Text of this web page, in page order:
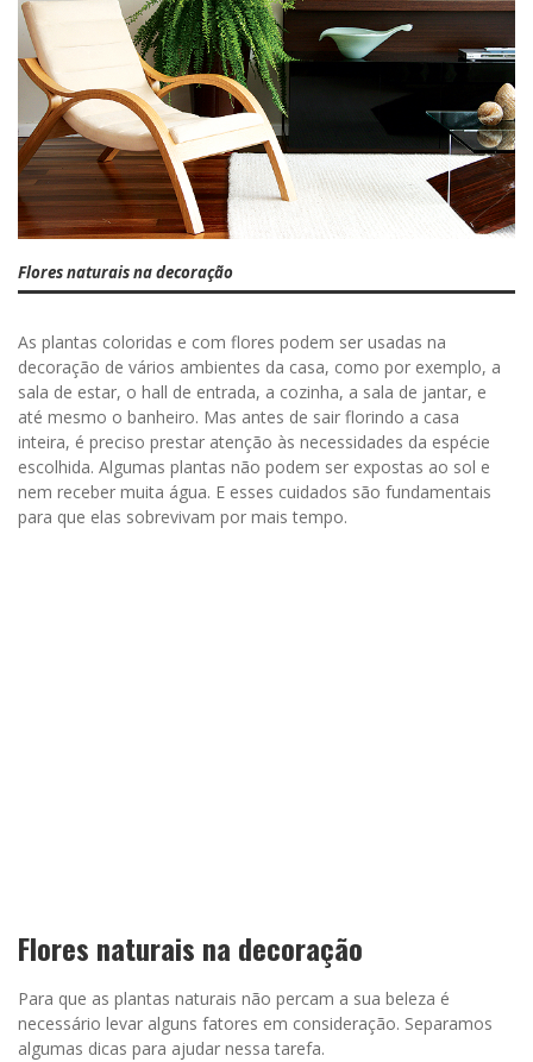
Flores naturais na decoração
As plantas coloridas e com flores podem ser usadas na
decoração de vários ambientes da casa, como por exemplo, a
sala de estar, o hall de entrada, a cozinha, a sala de jantar, e
até mesmo o banheiro. Mas antes de sair florindo a casa
inteira, é preciso prestar atenção às necessidades da espécie
escolhida. Algumas plantas não podem ser expostas ao sol e
nem receber muita água. E esses cuidados são fundamentais
para que elas sobrevivam por mais tempo.
Flores naturais na decoração
Para que as plantas naturais não percam a sua beleza é
necessário levar alguns fatores em consideração. Separamos
algumas dicas para ajudar nessa tarefa.